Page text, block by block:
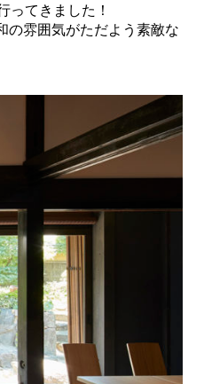
ってきました！
の雰囲気がただよう素敵な